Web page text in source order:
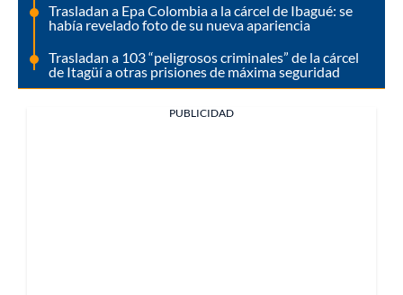
Trasladan a Epa Colombia a la cárcel de Ibagué: se
había revelado foto de su nueva apariencia
Trasladan a 103 “peligrosos criminales” de la cárcel
de Itagüí a otras prisiones de máxima seguridad
PUBLICIDAD